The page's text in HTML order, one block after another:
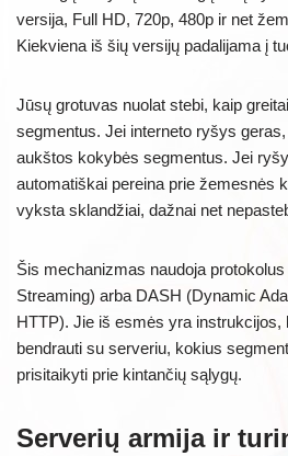
versija, Full HD, 720p, 480p ir net
Kiekviena iš šių versijų padalijama į
Jūsų grotuvas nuolat stebi, kaip
segmentus. Jei interneto ryšys
aukštos kokybės segmentus. Jei
automatiškai pereina prie žemesnės
vyksta sklandžiai, dažnai net
Šis mechanizmas naudoja
Streaming) arba DASH (Dynamic
HTTP). Jie iš esmės yra instrukcijos,
bendrauti su serveriu, kokius
prisitaikyti prie kintančių sąlygų.
Serverių armija ir